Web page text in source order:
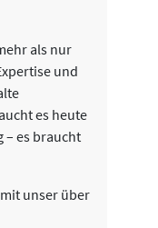
als nur
und
es heute
– es braucht
unser über